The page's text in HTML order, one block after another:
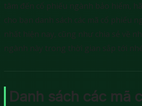
tâm đến cổ phiếu ngành bảo hiểm,
cho bạn danh sách các mã cổ phiếu
nhất hiện nay, cũng như chia sẻ về
ngành này trong thời gian sắp tới
Danh sách các mã